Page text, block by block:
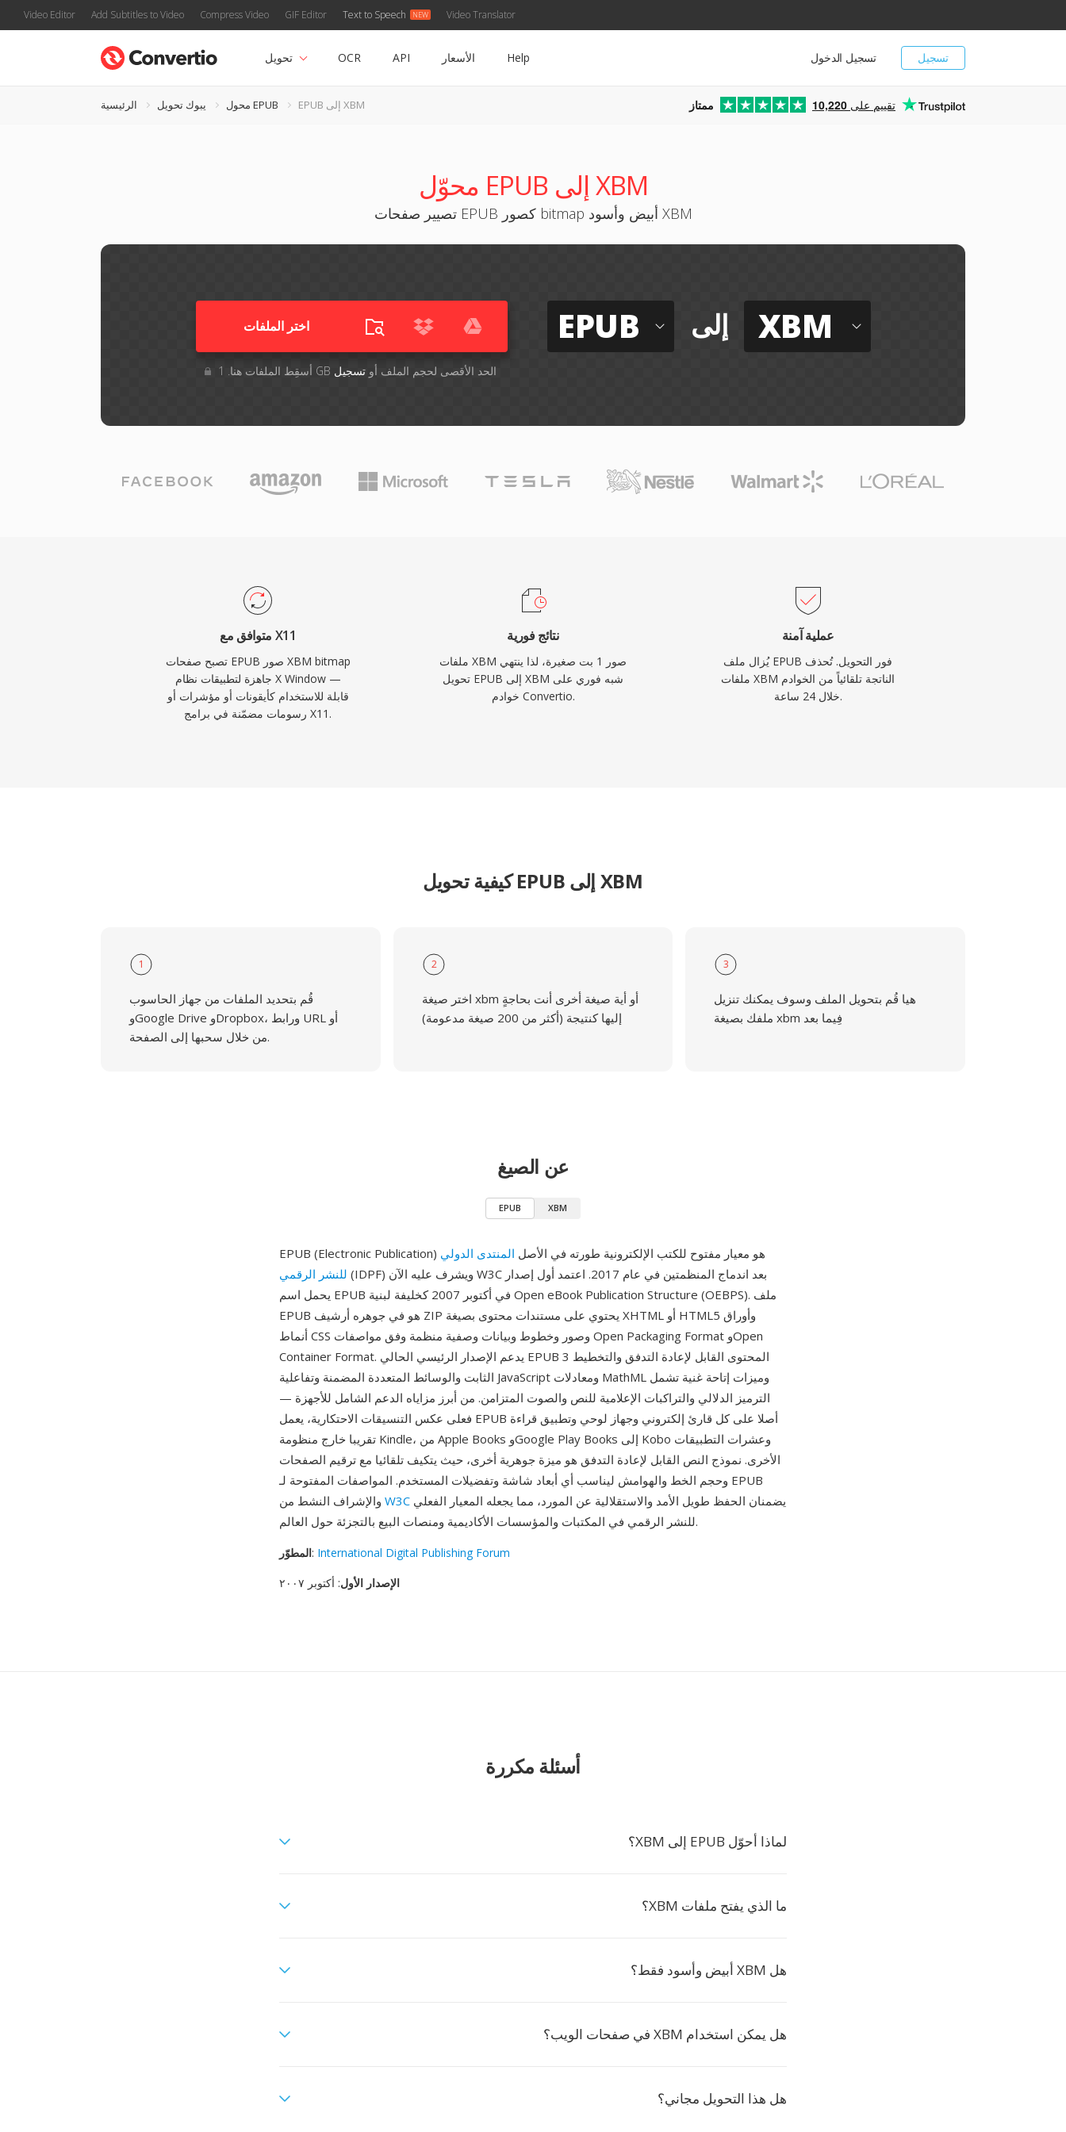
Video Editor Add Subtitles to Video Compress Video GIF Editor Text to Speech Video Translator
تسجيل تسجيل الدخول تحويل OCR API الأسعار Help
الرئيسية يبوك تحويل محول EPUB EPUB إلى XBM ممتاز 10,220 تقييم على
محوّل EPUB إلى XBM
تصيير صفحات EPUB كصور bitmap أبيض وأسود XBM
اختر الملفات
أسقِط الملفات هنا. 1 GB الحد الأقصى لحجم الملف أوتسجيل
EPUB إلى XBM
متوافق مع X11
تصبح صفحات EPUB صور XBM bitmap
جاهزة لتطبيقات نظام X Window —
قابلة للاستخدام كأيقونات أو مؤشرات أو
رسومات مضمّنة في برامج X11.
نتائج فورية
ملفات XBM صور 1 بت صغيرة، لذا ينتهي
تحويل EPUB إلى XBM شبه فوري على
خوادم Convertio.
عملية آمنة
يُزال ملف EPUB فور التحويل. تُحذف
ملفات XBM الناتجة تلقائياً من الخوادم
خلال 24 ساعة.
كيفية تحويل EPUB إلى XBM
1
قُم بتحديد الملفات من جهاز الحاسوب
وGoogle Drive وDropbox، ورابط URL أو
من خلال سحبها إلى الصفحة.
2
اختر صيغة xbm أو أية صيغة أخرى أنت بحاجةٍ
إليها كنتيجة (أكثر من 200 صيغة مدعومة)
3
هيا قُم بتحويل الملف وسوف يمكنك تنزيل
ملفك بصيغة xbm فِيما بعد
عن الصيغ
EPUB XBM
EPUB (Electronic Publication) هو معيار مفتوح للكتب الإلكترونية طورته في الأصل المنتدى الدولي
للنشر الرقمي (IDPF) ويشرف عليه الآن W3C بعد اندماج المنظمتين في عام 2017. اعتمد أول إصدار
يحمل اسم EPUB في أكتوبر 2007 كخليفة لبنية Open eBook Publication Structure (OEBPS). ملف
EPUB هو في جوهره أرشيف ZIP يحتوي على مستندات محتوى بصيغة XHTML أو HTML5 وأوراق
أنماط CSS وصور وخطوط وبيانات وصفية منظمة وفق مواصفات Open Packaging Format وOpen
Container Format. يدعم الإصدار الرئيسي الحالي EPUB 3 المحتوى القابل لإعادة التدفق والتخطيط
الثابت والوسائط المتعددة المضمنة وتفاعلية JavaScript ومعادلات MathML وميزات إتاحة غنية تشمل
الترميز الدلالي والتراكبات الإعلامية للنص والصوت المتزامن. من أبرز مزاياه الدعم الشامل للأجهزة —
فعلى عكس التنسيقات الاحتكارية، يعمل EPUB أصلا على كل قارئ إلكتروني وجهاز لوحي وتطبيق قراءة
تقريبا خارج منظومة Kindle، من Apple Books وGoogle Play Books إلى Kobo وعشرات التطبيقات
الأخرى. نموذج النص القابل لإعادة التدفق هو ميزة جوهرية أخرى، حيث يتكيف تلقائيا مع ترقيم الصفحات
وحجم الخط والهوامش ليناسب أي أبعاد شاشة وتفضيلات المستخدم. المواصفات المفتوحة لـ EPUB
W3C
للنشر الرقمي في المكتبات والمؤسسات الأكاديمية ومنصات البيع بالتجزئة حول العالم.
المطوّر: International Digital Publishing Forum
الإصدار الأول: أكتوبر ٢٠٠٧
أسئلة مكررة
لماذا أحوّل EPUB إلى XBM؟
ما الذي يفتح ملفات XBM؟
هل XBM أبيض وأسود فقط؟
هل يمكن استخدام XBM في صفحات الويب؟
هل هذا التحويل مجاني؟